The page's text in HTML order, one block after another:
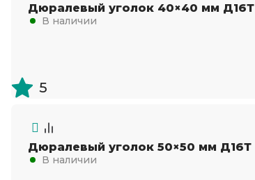
Дюралевый уголок 40×40 мм Д16Т
В наличии
5
Дюралевый уголок 50×50 мм Д16Т
В наличии